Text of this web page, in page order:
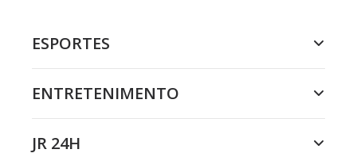
ESPORTES
ENTRETENIMENTO
JR 24H